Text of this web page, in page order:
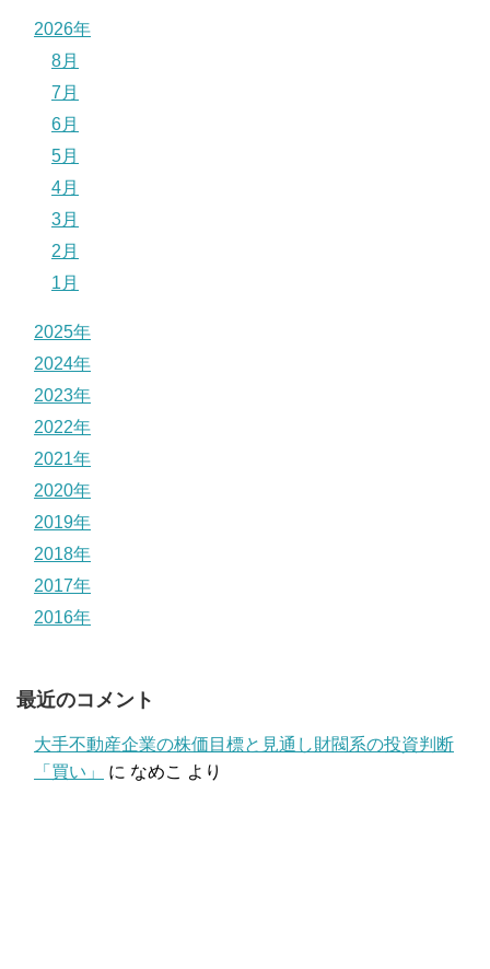
2026年
8月
7月
6月
5月
4月
3月
2月
1月
2025年
2024年
2023年
2022年
2021年
2020年
2019年
2018年
2017年
2016年
最近のコメント
大手不動産企業の株価目標と見通し財閥系の投資判断
「買い」
に なめこ より